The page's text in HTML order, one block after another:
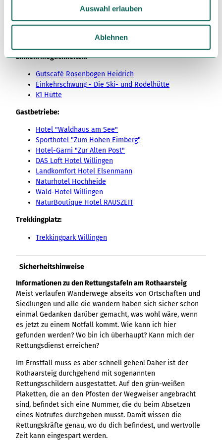
Auswahl erlauben
Ablehnen
Nationales Naturmonument Bruchhauser Steine
Einkehrmöglichkeiten:
Gutscafé Rosenbogen Heidrich
Einkehrschwung - Die Ski- und Rodelhütte
K1 Hütte
Gastbetriebe:
Hotel "Waldhaus am See"
Sporthotel "Zum Hohen Eimberg"
Hotel-Garni "Zur Alten Post"
DAS Loft Hotel Willingen
Landkomfort Hotel Elsenmann
Naturhotel Hochheide
Wald-Hotel Willingen
NaturBoutique Hotel RAUSZEIT
Trekkingplatz:
Trekkingpark Willingen
Sicherheitshinweise
Informationen zu den Rettungstafeln am Rothaarsteig
Meist verlaufen Wanderwege abseits von Ortschaften und
Siedlungen und alle die wandern haben sich sicher schon
einmal Gedanken darüber gemacht, was wohl wäre, wenn
es jetzt zu einem Notfall kommt. Wie kann ich hier
gefunden werden? Wo bin ich überhaupt? Kann mich der
Rettungsdienst erreichen?
Im Ernstfall muss es aber schnell gehen! Daher ist der
Rothaarsteig durchgehend mit sogenannten
Rettungsschildern ausgestattet. Auf den grün-weißen
Plaketten, die an den Pfosten der Wegweiser angebracht
sind, befindet sich eine Nummer, die du beim Absetzen
eines Notrufes durchgeben musst. Damit wissen die
Rettungskräfte genau, wo du dich befindest, und wertvolle
Zeit kann eingespart werden.